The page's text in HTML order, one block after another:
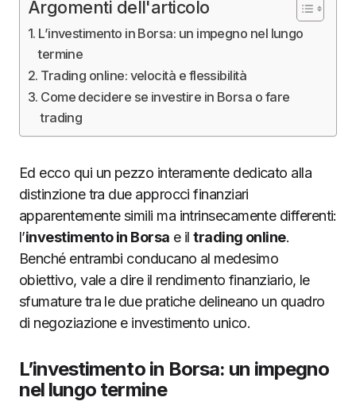
Argomenti dell'articolo
L’investimento in Borsa: un impegno nel lungo
termine
Trading online: velocità e flessibilità
Come decidere se investire in Borsa o fare
trading
Ed ecco qui un pezzo interamente dedicato alla
distinzione tra due approcci finanziari
apparentemente simili ma intrinsecamente differenti:
l’investimento in Borsa e iltrading online.
Benché entrambi conducano al medesimo
obiettivo, vale a dire il rendimento finanziario, le
sfumature tra le due pratiche delineano un quadro
di negoziazione e investimento unico.
L’investimento in Borsa: un impegno
nel lungo termine